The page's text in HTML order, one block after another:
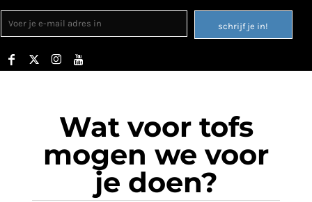
schrijf je in!
Wat voor tofs
mogen we voor
je doen?